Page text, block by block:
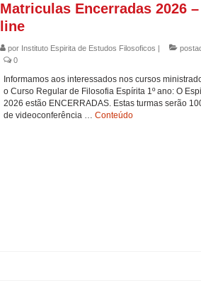
Matriculas Encerradas 2026
line
por Instituto Espirita de Estudos Filosoficos |
0
Informamos aos interessados nos cursos
o Curso Regular de Filosofia Espírita 1º ano: O
2026 estão ENCERRADAS. Estas turmas serão
de videoconferência … Conteúdo